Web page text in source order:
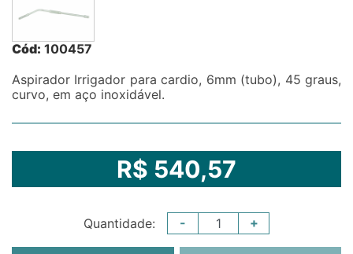
Cód: 100457
Aspirador Irrigador para cardio, 6mm (tubo), 45 graus,
curvo, em aço inoxidável.
R$ 540,57
Quantidade: - +